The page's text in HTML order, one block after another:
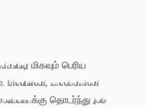
மிகவும் பெரிய
Electrical, mechanical
க்கு தொடர்ந்து job